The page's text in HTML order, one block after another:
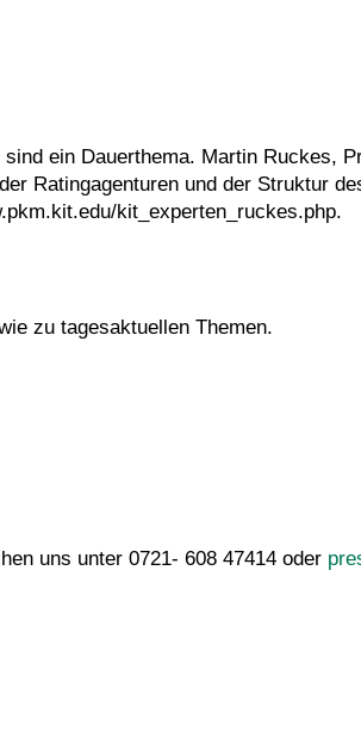
ein Dauerthema. Martin Ruckes,
Ratingagenturen und der Struktur
kit_experten_ruckes.php.
zu tagesaktuellen Themen.
uns unter 0721- 608 47414 oder